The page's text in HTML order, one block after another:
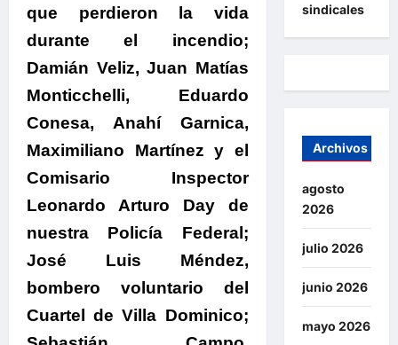
que perdieron la vida
durante el incendio;
Damián Veliz, Juan Matías
Monticchelli, Eduardo
Conesa, Anahí Garnica,
Maximiliano Martínez y el
Comisario Inspector
Leonardo Arturo Day de
nuestra Policía Federal;
José Luis Méndez,
bombero voluntario del
Cuartel de Villa Dominico;
sindicales
Archivos
agosto
2026
julio 2026
junio 2026
mayo 2026